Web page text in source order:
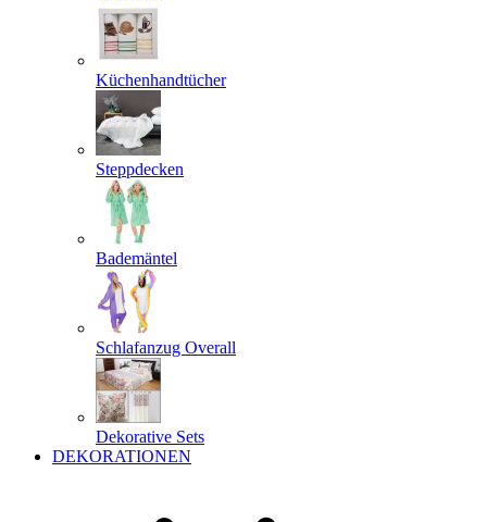
Küchenhandtücher
Steppdecken
Bademäntel
Schlafanzug Overall
Dekorative Sets
DEKORATIONEN